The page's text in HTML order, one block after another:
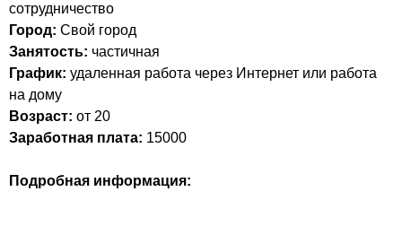
сотрудничество
Город: Свой город
Занятость: частичная
График: удаленная работа через Интернет или работа
на дому
Возраст: от 20
Заработная плата: 15000
Подробная информация: